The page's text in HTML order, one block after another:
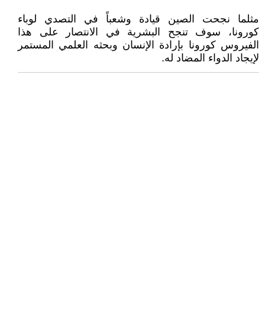
مثلما نجحت الصين قيادة وشعباً في التصدي لوباء
كورونا، سوف تنجح البشرية في الانتصار على هذا
الفيروس كورونا بإرادة الإنسان وبحثه العلمي المستمر
لإيجاد الدواء المضاد له.